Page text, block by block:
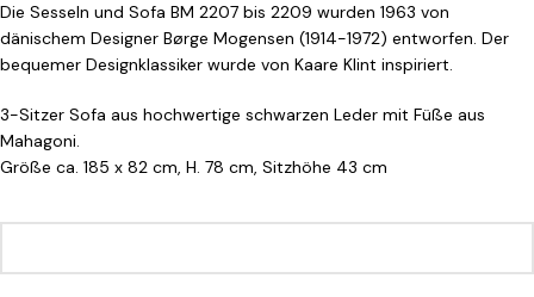
Die Sesseln und Sofa BM 2207 bis 2209 wurden 1963 von
dänischem Designer Børge Mogensen (1914-1972) entworfen. Der
bequemer Designklassiker wurde von Kaare Klint inspiriert.
3-Sitzer Sofa aus hochwertige schwarzen Leder mit Füße aus
Mahagoni.
Größe ca. 185 x 82 cm, H. 78 cm, Sitzhöhe 43 cm